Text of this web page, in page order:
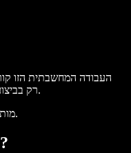
העבודה המחשבתית הזו
רק בביצוע, הם מדלגים על החלק הכי חשוב בתהליך.
מותאם במיוחד לשלב המוקדם הזה.
מה Speechify נבנה לעשות?